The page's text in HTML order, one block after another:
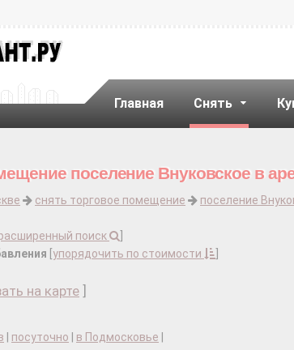
Главная Снять
поселение Внуковское в
снять торговое помещение поселение
поиск
упорядочить по стоимости
на карте
посуточно в Подмосковье